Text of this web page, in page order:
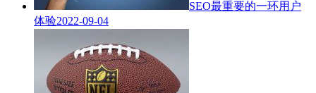
SEO最重要的一环用户
体验2022-09-04